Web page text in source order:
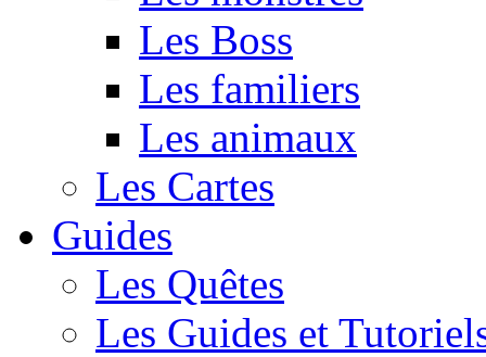
Les Boss
Les familiers
Les animaux
Les Cartes
Guides
Les Quêtes
Les Guides et